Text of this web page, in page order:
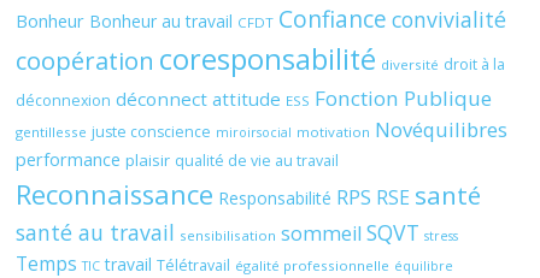
Bonheur Bonheur au travail CFDT Confiance convivialité
coopération coresponsabilité diversité droit à la
déconnexion déconnect attitude ESS Fonction Publique
gentillesse juste conscience miroirsocial motivation Novéquilibres
performance plaisir qualité de vie au travail
Reconnaissance Responsabilité RPS RSE santé
santé au travail sensibilisation sommeil SQVT stress
Temps TIC travail Télétravail égalité professionnelle équilibre